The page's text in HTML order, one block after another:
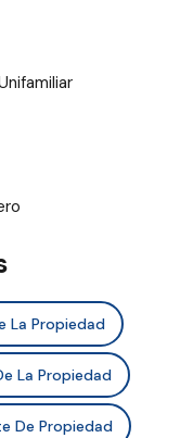
La Propiedad
La Propiedad
De Propiedad